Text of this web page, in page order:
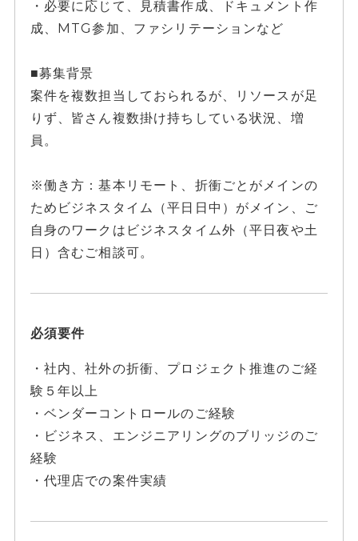
・必要に応じて、見積書作成、ドキュメント作
成、MTG参加、ファシリテーションなど
■募集背景
案件を複数担当しておられるが、リソースが足
りず、皆さん複数掛け持ちしている状況、増
員。
※働き方：基本リモート、折衝ごとがメインの
ためビジネスタイム（平日日中）がメイン、ご
自身のワークはビジネスタイム外（平日夜や土
日）含むご相談可。
必須要件
・社内、社外の折衝、プロジェクト推進のご経
験５年以上
・ベンダーコントロールのご経験
・ビジネス、エンジニアリングのブリッジのご
経験
・代理店での案件実績